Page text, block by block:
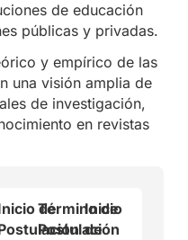
de educación
públicas y privadas.
y empírico de las
una visión amplia de
de investigación,
en revistas
de
Término de
Postulación
Inicio
de